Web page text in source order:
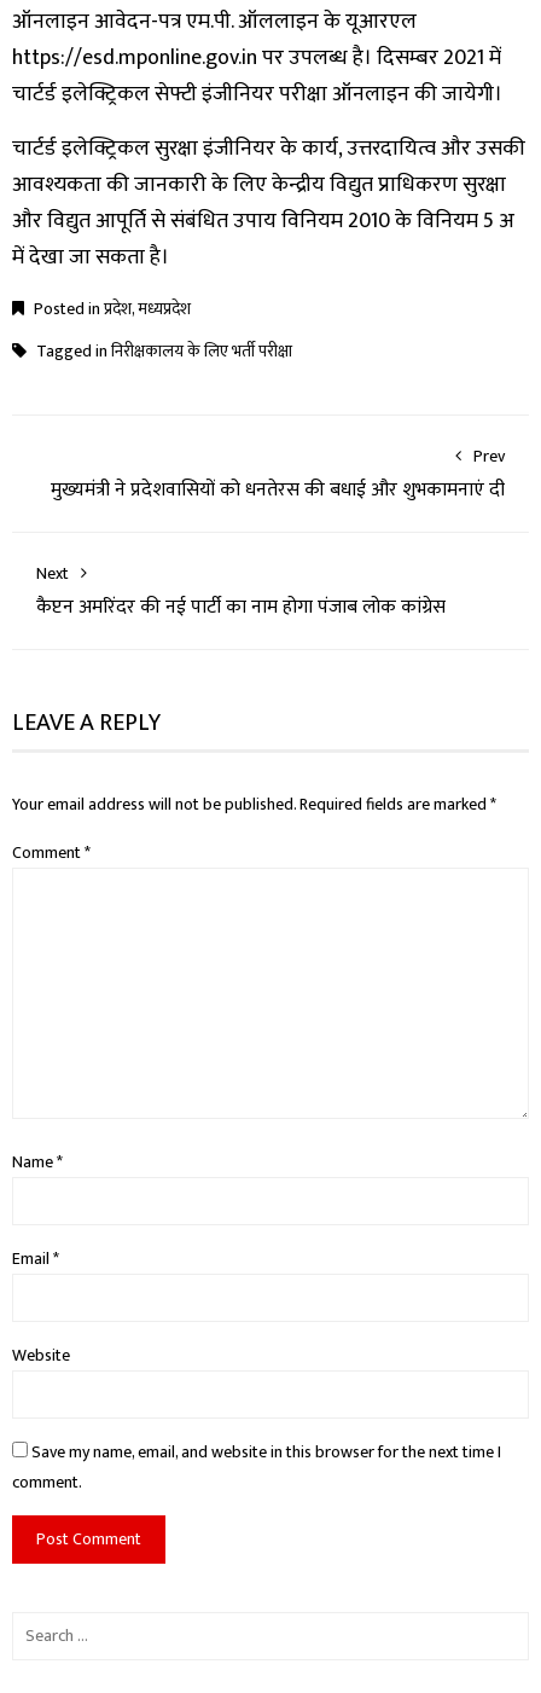
ऑनलाइन आवेदन-पत्र एम.पी. ऑललाइन के यूआरएल
https://esd.mponline.gov.in पर उपलब्ध है। दिसम्बर 2021 में
चार्टर्ड इलेक्ट्रिकल सेफ्टी इंजीनियर परीक्षा ऑनलाइन की जायेगी।
चार्टर्ड इलेक्ट्रिकल सुरक्षा इंजीनियर के कार्य, उत्तरदायित्व और उसकी
आवश्यकता की जानकारी के लिए केन्द्रीय विद्युत प्राधिकरण सुरक्षा
और विद्युत आपूर्ति से संबंधित उपाय विनियम 2010 के विनियम 5 अ
में देखा जा सकता है।
Posted inप्रदेश,मध्यप्रदेश
Tagged inनिरीक्षकालय के लिए भर्ती परीक्षा
Prev
मुख्यमंत्री ने प्रदेशवासियों को धनतेरस की बधाई और शुभकामनाएं दी
Next
कैप्टन अमरिंदर की नई पार्टी का नाम होगा पंजाब लोक कांग्रेस
LEAVE A REPLY
Your email address will not be published.Required fields are marked*
Comment*
Name*
Email*
Website
Save my name, email, and website in this browser for the next time I
comment.
Search